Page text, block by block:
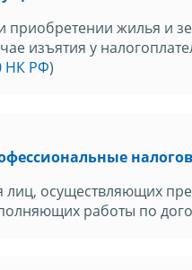
приобретении жилья и
изъятия у
НК РФ)
лиц, осуществляющих
работы по